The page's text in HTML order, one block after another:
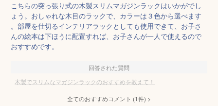
こちらの突っ張り式の木製スリムマガジンラックはいかがでし
ょう。おしゃれな木目のラックで、カラーは３色から選べます
。部屋を仕切るインテリアラックとしても使用できて、お子さ
んの絵本は下ほうに配置すれば、お子さんが一人で使えるので
おすすめです。
回答された質問
木製でスリムなマガジンラックのおすすめを教えて！
全てのおすすめコメント (1件) >